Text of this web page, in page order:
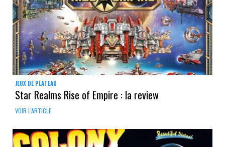
JEUX DE PLATEAU
Star Realms Rise of Empire : la review
VOIR L'ARTICLE